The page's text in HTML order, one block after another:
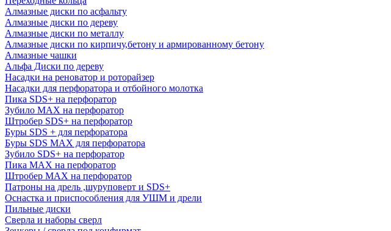
Алмазные диски по асфальту
Алмазные диски по дереву
Алмазные диски по металлу
Алмазные диски по кирпичу,бетону и армированному бетону
Алмазные чашки
Альфа Диски по дереву
Насадки на реноватор и роторайзер
Насадки для перфоратора и отбойного молотка
Пика SDS+ на перфоратор
Зубило MAX на перфоратор
Штробер SDS+ на перфоратор
Буры SDS + для перфоратора
Буры SDS MAX для перфоратора
Зубило SDS+ на перфоратор
Пика MAX на перфоратор
Штробер MAX на перфоратор
Патроны на дрель ,шуруповерт и SDS+
Оснастка и приспособления для УШМ и дрели
Пильные диски
Сверла и наборы сверл